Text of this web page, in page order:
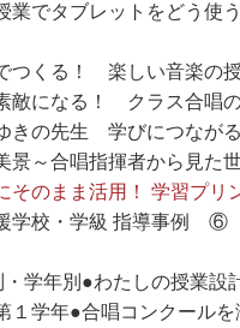
業でタブレットをどう
つくる！ 楽しい音楽
敵になる！ クラス合
きの先生 学びにつな
景～合唱指揮者から見
そのまま活用！ 学習プリ
学校・学級 指導事例 ⑥
学年別●わたしの授業設
１学年●合唱コンクール